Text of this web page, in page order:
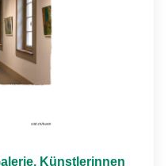
Künstlerinnen